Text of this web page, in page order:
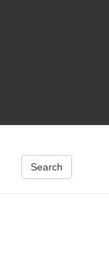
Search